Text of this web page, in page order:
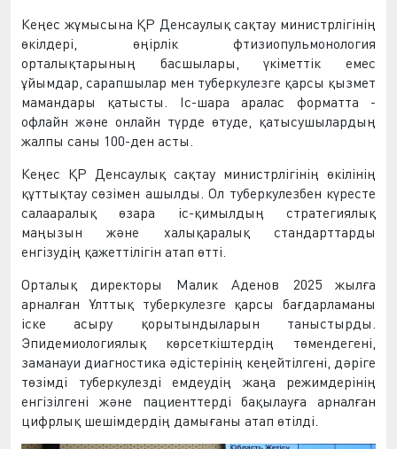
Кеңес жұмысына ҚР Денсаулық сақтау министрлігінің
өкілдері, өңірлік фтизиопульмонология
орталықтарының басшылары, үкіметтік емес
ұйымдар, сарапшылар мен туберкулезге қарсы қызмет
мамандары қатысты. Іс-шара аралас форматта -
офлайн және онлайн түрде өтуде, қатысушылардың
жалпы саны 100-ден асты.
Кеңес ҚР Денсаулық сақтау министрлігінің өкілінің
құттықтау сөзімен ашылды. Ол туберкулезбен күресте
салааралық өзара іс-қимылдың стратегиялық
маңызын және халықаралық стандарттарды
енгізудің қажеттілігін атап өтті.
Орталық директоры Малик Аденов 2025 жылға
арналған Ұлттық туберкулезге қарсы бағдарламаны
іске асыру қорытындыларын таныстырды.
Эпидемиологиялық көрсеткіштердің төмендегені,
заманауи диагностика әдістерінің кеңейтілгені, дәріге
төзімді туберкулезді емдеудің жаңа режимдерінің
енгізілгені және пациенттерді бақылауға арналған
цифрлық шешімдердің дамығаны атап өтілді.